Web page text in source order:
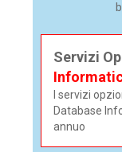
Servizi
I servizi
Database
annuo